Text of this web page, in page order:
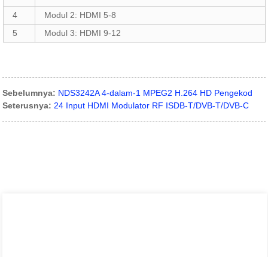
4
Modul 2: HDMI 5-8
5
Modul 3: HDMI 9-12
Sebelumnya: NDS3242A 4-dalam-1 MPEG2 H.264 HD Pengekod
Seterusnya: 24 Input HDMI Modulator RF ISDB-T/DVB-T/DVB-C